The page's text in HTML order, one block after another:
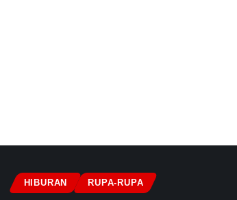
HIBURAN RUPA-RUPA